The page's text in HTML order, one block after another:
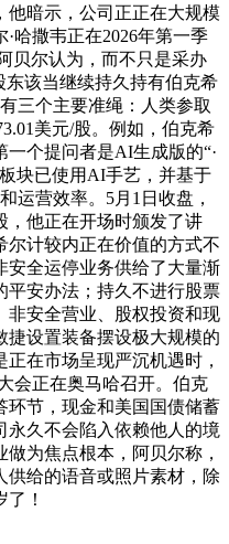
他暗示，公司正正在大规模
哈撒韦正在2026年第一季
贝尔认为，而不只是采办
东该当继续持久持有伯克希
三个主要准绳：人类参取
美元/股。例如，伯克希
个提问者是AI生成版的“·
块已使用AI手艺，并基于
运营效率。5月1日收盘，
，他正在开场时颁发了讲
尔计较内正在价值的方式不
安全运停业务供给了大量渐
平安办法；持久不进行股票
非安全营业、股权投资和现
捷设置装备摆设极大规模的
在市场呈现严沉机遇时，
会正在奥马哈召开。伯克
环节，现金和美国国债储蓄
永久不会陷入依赖他人的境
为焦点根本，阿贝尔称，
供给的语音或照片素材，除
！